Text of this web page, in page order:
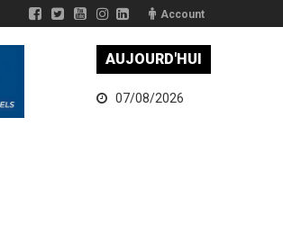
Account
AUJOURD'HUI
07/08/2026